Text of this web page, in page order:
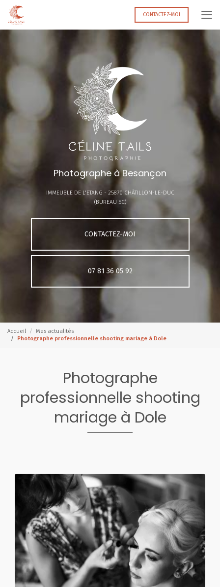
Aller
contenu
CONTACTEZ-MOI
Photographe à Besançon
IMMEUBLE DE L'ETANG - 25870 CHÂTILLON-LE-DUC
(BUREAU 5C)
CONTACTEZ-MOI
07 81 36 05 92
Accueil
Mes actualités
Photographe professionnelle shooting mariage à Dole
Photographe
professionnelle shooting
mariage à Dole